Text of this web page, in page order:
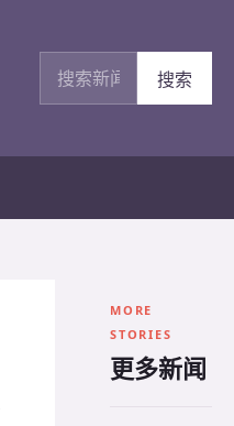
搜索新闻
搜索
MORE
STORIES
更多新闻